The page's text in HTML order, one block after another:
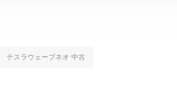
テスラウェーブネオ 中古